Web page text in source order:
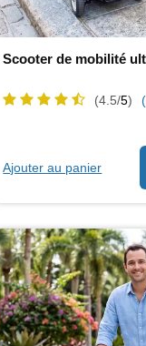
Scooter de mobilité
(4.5/5)
Ajouter au panier